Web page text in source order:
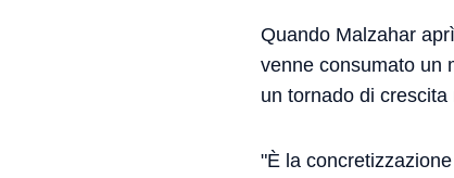
Quando Malzahar
venne consumato un
un tornado di
"È la